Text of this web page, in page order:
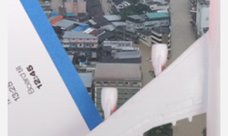
บทความ
ข่าว
และ
กิจกรรม